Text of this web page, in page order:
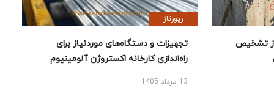
تشخیص
رپورتاژ
تجهیزات و دستگاه‌های موردنیاز برای
راه‌اندازی کارخانه اکستروژن آلومینیوم
13 مرداد 1405